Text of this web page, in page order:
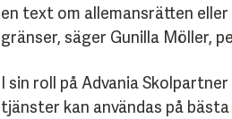
en text om allemansrätten
gränser, säger Gunilla Möller,
I sin roll på Advania
tjänster kan användas på